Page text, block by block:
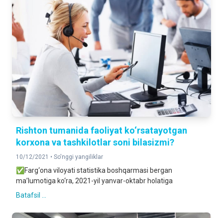
Rishton tumanida faoliyat ko‘rsatayotgan
korxona va tashkilotlar soni bilasizmi?
10/12/2021 • So'nggi yangiliklar
✅Farg‘ona viloyati statistika boshqarmasi bergan
ma’lumotiga ko‘ra, 2021-yil yanvar-oktabr holatiga
Batafsil ...